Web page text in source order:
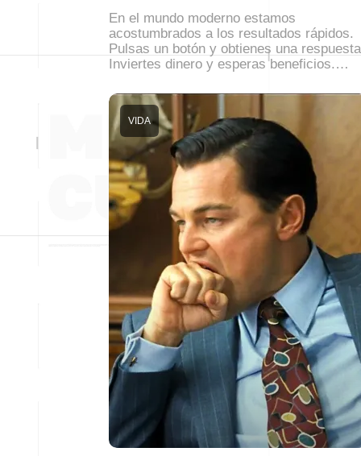
En el mundo moderno estamos
acostumbrados a los resultados rápidos.
Pulsas un botón y obtienes una
Inviertes dinero y esperas beneficios.…
VIDA